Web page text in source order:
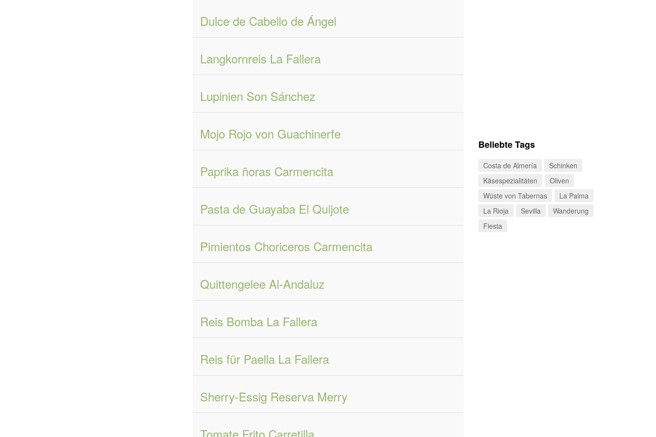
Dulce de Cabello de Ángel
Langkornreis La Fallera
Lupinien Son Sánchez
Mojo Rojo von Guachinerfe
Paprika ñoras Carmencita
Pasta de Guayaba El Quijote
Pimientos Choriceros Carmencita
Quittengelee Al-Andaluz
Reis Bomba La Fallera
Reis für Paella La Fallera
Sherry-Essig Reserva Merry
Beliebte Tags
Costa de Almería
Schinken
Käsespezialitäten
Oliven
Wüste von Tabernas
La Palma
La Rioja
Sevilla
Wanderung
Fiesta